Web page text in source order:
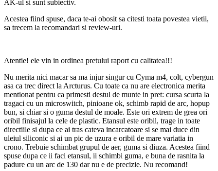
AK-ul si sunt subiectiv.
Acestea fiind spuse, daca te-ai obosit sa citesti toata povestea vietii,
sa trecem la recomandari si review-uri.
Atentie! ele vin in ordinea pretului raport cu calitatea!!!
Nu merita nici macar sa ma injur singur cu Cyma m4, colt, cybergun
asa ca trec direct la Arcturus. Cu toate ca nu are electronica merita
mentionat pentru ca primesti destul de munte in pret: cursa scurta la
tragaci cu un microswitch, pinioane ok, schimb rapid de arc, hopup
bun, si chiar si o guma destul de moale. Este ori extrem de grea ori
oribil finisajul la cele de plastic. Etansul este oribil, trage in toate
directiile si dupa ce ai tras cateva incarcatoare si se mai duce din
uleiul siliconic si ai un pic de uzura e oribil de mare variatia in
crono. Trebuie schimbat grupul de aer, guma si diuza. Acestea fiind
spuse dupa ce ii faci etansul, ii schimbi guma, e buna de rasnita la
padure cu un arc de 130 dar nu e de precizie. Nu recomand!